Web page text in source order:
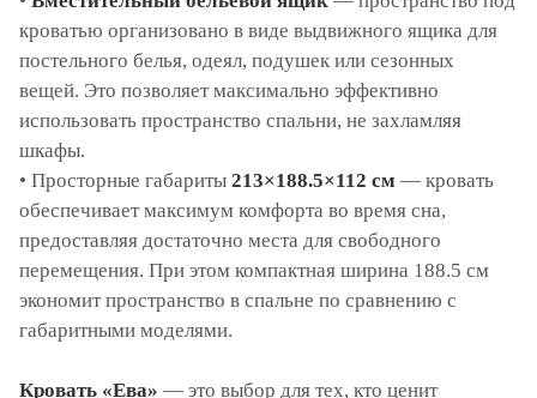
кроватью организовано в виде выдвижного ящика для
постельного белья, одеял, подушек или сезонных
вещей. Это позволяет максимально эффективно
использовать пространство спальни, не захламляя
шкафы.
• Просторные габариты 213×188.5×112 см — кровать
обеспечивает максимум комфорта во время сна,
предоставляя достаточно места для свободного
перемещения. При этом компактная ширина 188.5 см
экономит пространство в спальне по сравнению с
габаритными моделями.
Кровать «Ева» — это выбор для тех, кто ценит